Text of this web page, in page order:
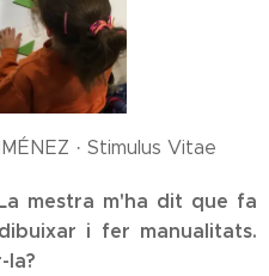
· Stimulus Vitae
mestra m'ha dit que fa
i fer manualitats.
la?